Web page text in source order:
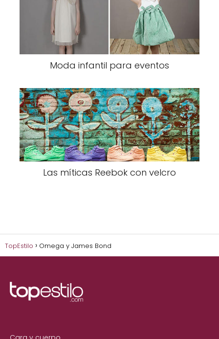
Moda infantil para eventos
Las míticas Reebok con velcro
TopEstilo Omega y James Bond